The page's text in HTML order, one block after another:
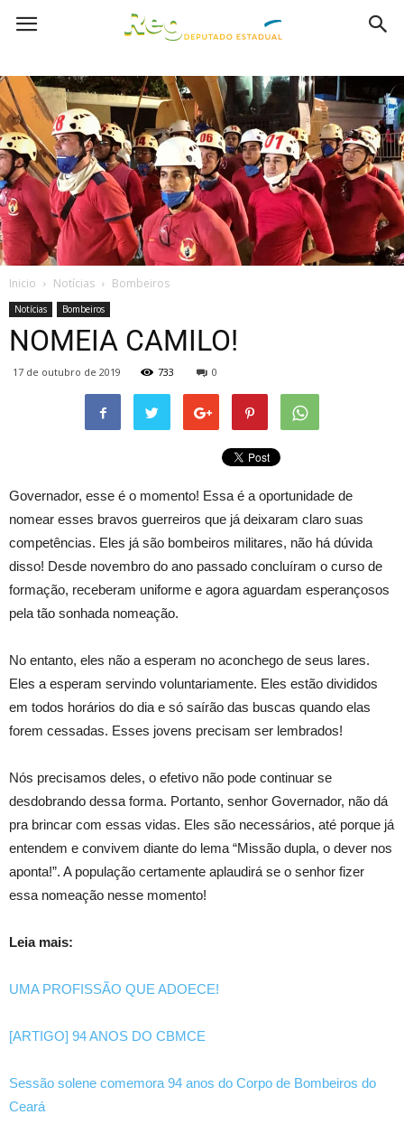
Inicio Notícias Bombeiros
Notícias Bombeiros
NOMEIA CAMILO!
17 de outubro de 2019 733 0
Governador, esse é o momento! Essa é a oportunidade de
nomear esses bravos guerreiros que já deixaram claro suas
competências. Eles já são bombeiros militares, não há dúvida
disso! Desde novembro do ano passado concluíram o curso de
formação, receberam uniforme e agora aguardam esperançosos
pela tão sonhada nomeação.
No entanto, eles não a esperam no aconchego de seus lares.
Eles a esperam servindo voluntariamente. Eles estão divididos
em todos horários do dia e só saírão das buscas quando elas
forem cessadas. Esses jovens precisam ser lembrados!
Nós precisamos deles, o efetivo não pode continuar se
desdobrando dessa forma. Portanto, senhor Governador, não dá
pra brincar com essas vidas. Eles são necessários, até porque já
entendem e convivem diante do lema “Missão dupla, o dever nos
aponta!”. A população certamente aplaudirá se o senhor fizer
essa nomeação nesse momento!
Leia mais:
UMA PROFISSÃO QUE ADOECE!
[ARTIGO] 94 ANOS DO CBMCE
Sessão solene comemora 94 anos do Corpo de Bombeiros do
Ceará